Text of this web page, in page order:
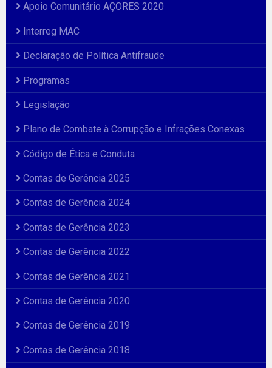
Apoio Comunitário AÇORES 2020
Interreg MAC
Declaração de Política Antifraude
Programas
Legislação
Plano de Combate à Corrupção e Infrações Conexas
Código de Ética e Conduta
Contas de Gerência 2025
Contas de Gerência 2024
Contas de Gerência 2023
Contas de Gerência 2022
Contas de Gerência 2021
Contas de Gerência 2020
Contas de Gerência 2019
Contas de Gerência 2018